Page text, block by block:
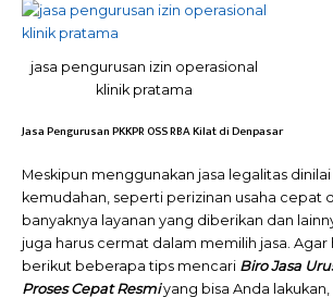
jasa pengurusan izin operasional
klinik pratama
Jasa Pengurusan PKKPR OSS RBA Kilat di Denpasar
Meskipun menggunakan jasa legalitas
kemudahan, seperti perizinan usaha cepat
banyaknya layanan yang diberikan dan
juga harus cermat dalam memilih jasa. Agar
berikut beberapa tips mencari Biro Jasa
Proses Cepat Resmi yang bisa Anda